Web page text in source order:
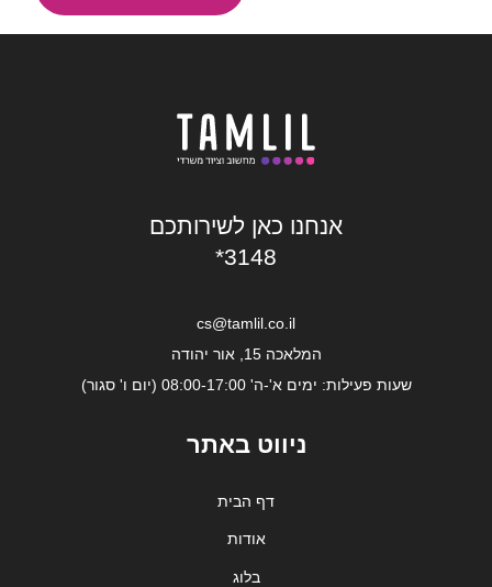
אנחנו כאן לשירותכם
*3148
cs@tamlil.co.il
המלאכה 15, אור יהודה
שעות פעילות: ימים א'-ה' 08:00-17:00 (יום ו' סגור)
ניווט באתר
דף הבית
אודות
בלוג